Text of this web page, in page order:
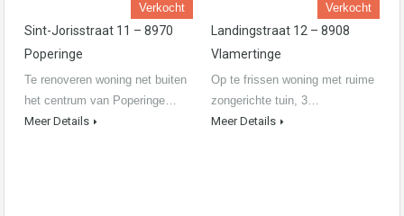
Verkocht
Sint-Jorisstraat 11 – 8970
Poperinge
Te renoveren woning net buiten
het centrum van Poperinge…
Meer Details
Verkocht
Landingstraat 12 – 8908
Vlamertinge
Op te frissen woning met ruime
zongerichte tuin, 3…
Meer Details